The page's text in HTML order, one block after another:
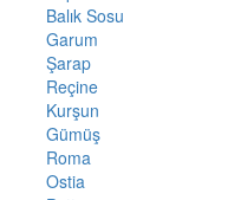
Balık Sosu
Garum
Şarap
Reçine
Kurşun
Gümüş
Roma
Ostia